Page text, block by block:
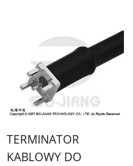
TERMINATOR
KABLOWY DO